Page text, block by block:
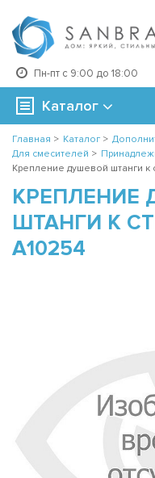
Пн-пт с 9:00 до 18:00
Каталог
Главная > Каталог >
Для смесителей >
Крепление душевой штанги к
КРЕПЛЕНИЕ
ШТАНГИ К
A10254